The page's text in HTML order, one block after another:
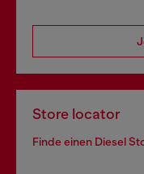
Store locator
Finde einen Diesel